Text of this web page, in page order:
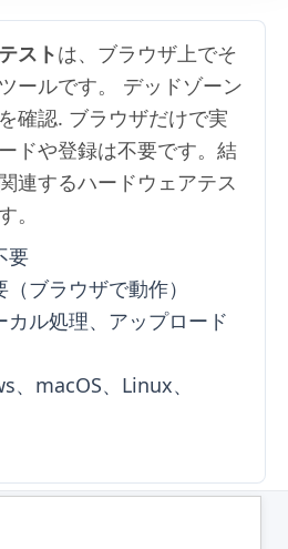
ストは、ブラウザ上でそ
ールです。 デッドゾーン
確認. ブラウザだけで実
ドや登録は不要です。結
連するハードウェアテス
。
要
（ブラウザで動作）
カル処理、アップロード
、macOS、Linux、